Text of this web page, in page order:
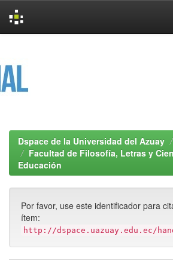
Dspace de la Universidad del Azuay
Facultad de Filosofía, Letras y
Educación
Por favor, use este identificador para
ítem:
http://dspace.uazuay.edu.ec/